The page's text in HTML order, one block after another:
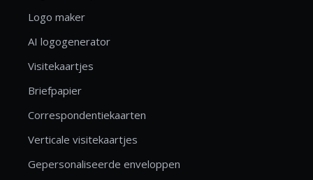
Logo maker
AI logogenerator
Visitekaartjes
Briefpapier
Correspondentiekaarten
Verticale visitekaartjes
Gepersonaliseerde enveloppen